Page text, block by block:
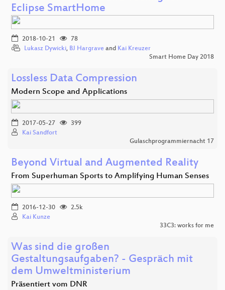
Eclipse SmartHome
2018-10-21
78
Lukasz Dywicki, BJ Hargrave and Kai Kreuzer
Smart Home Day 2018
Lossless Data Compression
Modern Scope and Applications
2017-05-27
399
Kai Sandfort
Gulaschprogrammiernacht 17
Beyond Virtual and Augmented Reality
From Superhuman Sports to Amplifying Human Senses
2016-12-30
2.5k
Kai Kunze
33C3: works for me
Was sind die großen
Gestaltungsaufgaben? - Gespräch mit
dem Umweltministerium
Präsentiert vom DNR